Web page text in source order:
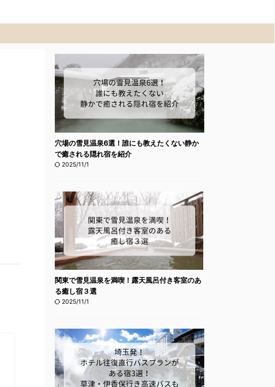
穴場の雪見温泉6選！誰にも教えたくない静か
で癒される隠れ宿を紹介
2025/11/1
関東で雪見温泉を満喫！露天風呂付き客室のあ
る癒し宿３選
2025/11/1